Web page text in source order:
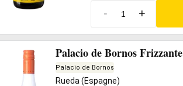
- +
Palacio de Bornos Frizzante
Palacio de Bornos
Rueda (Espagne)